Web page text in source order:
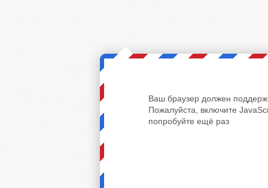
Ваш браузер должен
Пожалуйста, включите
попробуйте ещё раз